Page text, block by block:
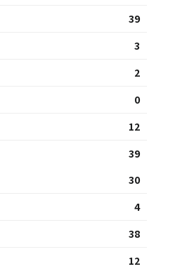
39
3
2
0
12
39
30
4
38
12